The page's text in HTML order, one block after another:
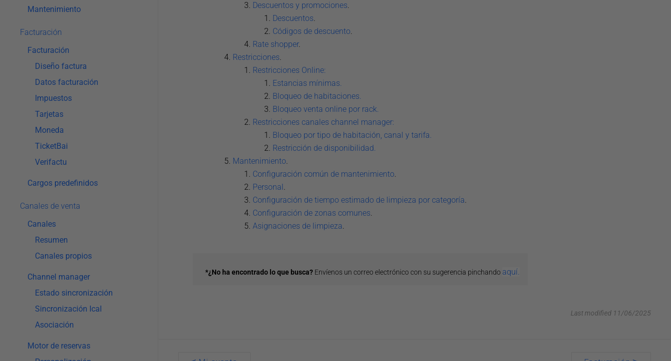
Mantenimiento
Facturación
Facturación
Diseño factura
Datos facturación
Impuestos
Tarjetas
Moneda
TicketBai
Verifactu
Cargos predefinidos
Canales de venta
Canales
Resumen
Canales propios
Channel manager
Estado sincronización
Sincronización Ical
Asociación
Motor de reservas
Descuentos y promociones.
Descuentos.
Códigos de descuento.
Rate shopper.
Restricciones.
Restricciones Online:
Estancias mínimas.
Bloqueo de habitaciones.
Bloqueo venta online por rack.
Restricciones canales channel manager:
Bloqueo por tipo de habitación, canal y tarifa.
Restricción de disponibilidad.
Mantenimiento.
Configuración común de mantenimiento.
Personal.
Configuración de tiempo estimado de limpieza por categoría.
Configuración de zonas comunes.
Asignaciones de limpieza.
*¿No ha encontrado lo que busca?Envíenos un correo electrónico con su sugerencia pinchando aquí.
Last modified 11/06/2025
Doc